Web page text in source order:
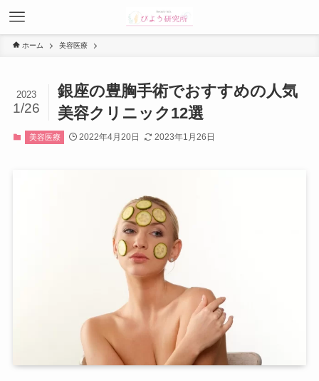
ホーム 美容医療
銀座の豊胸手術でおすすめの人気
美容クリニック12選
2023
1/26
美容医療 2022年4月20日 2023年1月26日